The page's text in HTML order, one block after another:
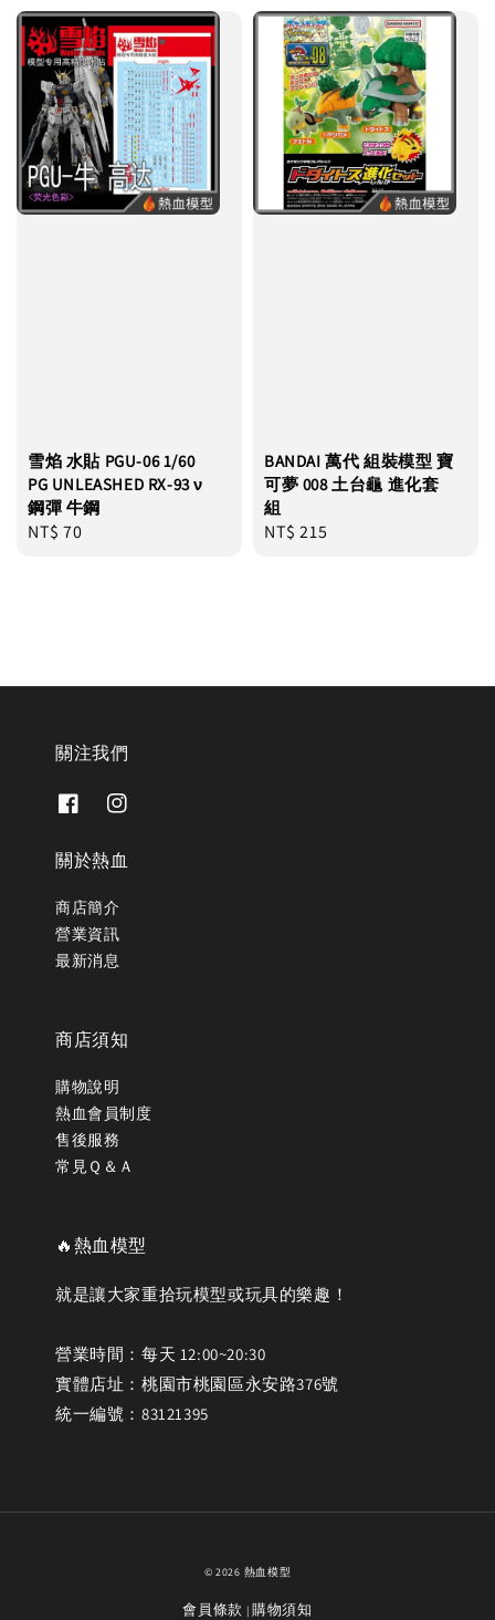
雪焰 水貼 PGU-06 1/60
PG UNLEASHED RX-93 ν
鋼彈 牛鋼
Regular
NT$ 70
BANDAI 萬代 組裝模型 寶
可夢 008 土台龜 進化套
組
Regular
NT$ 215
關注我們
關於熱血
商店簡介
營業資訊
最新消息
商店須知
購物說明
熱血會員制度
售後服務
常見Ｑ＆Ａ
🔥熱血模型
就是讓大家重拾玩模型或玩具的樂趣！
營業時間：每天 12:00~20:30
實體店址：桃園市桃園區永安路376號
統一編號：83121395
© 2026 熱血模型
會員條款 |購物須知